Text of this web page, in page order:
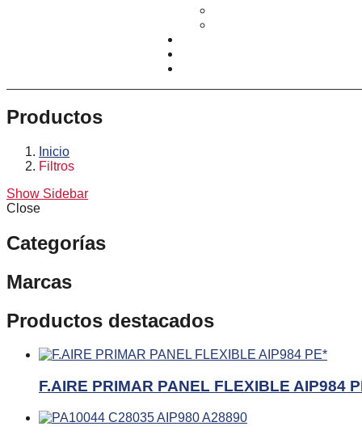
Productos
Inicio
Filtros
Show Sidebar
Close
Categorías
Marcas
Productos destacados
F.AIRE PRIMAR PANEL FLEXIBLE AIP984